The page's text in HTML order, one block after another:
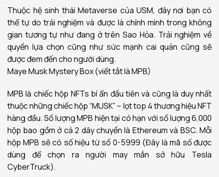
Thuộc hệ sinh thái Metaverse của USM, đây nơi bạn có
thể tự do trải nghiệm và được là chính mình trong không
gian tương tự như đang ở trên Sao Hỏa. Trải nghiệm về
quyền lựa chọn cũng như sức mạnh cai quản cũng sẽ
được đem đến cho người dùng.
Maye Musk Mystery Box (viết tắt là MPB)
MPB là chiếc hộp NFTs bí ẩn đầu tiên và cũng là duy nhất
thuộc những chiếc hộp “MUSK” – lọt top 4 thương hiệu NFT
hàng đầu. Số lượng MPB hiện tại có hạn với số lượng 6,000
hộp bao gồm ở cả 2 dây chuyền là Ethereum và BSC. Mỗi
hộp MPB sẽ có số hiệu từ số 0-5999 (Đây là mã số được
dùng để chọn ra người may mắn sở hữu Tesla
CyberTruck).